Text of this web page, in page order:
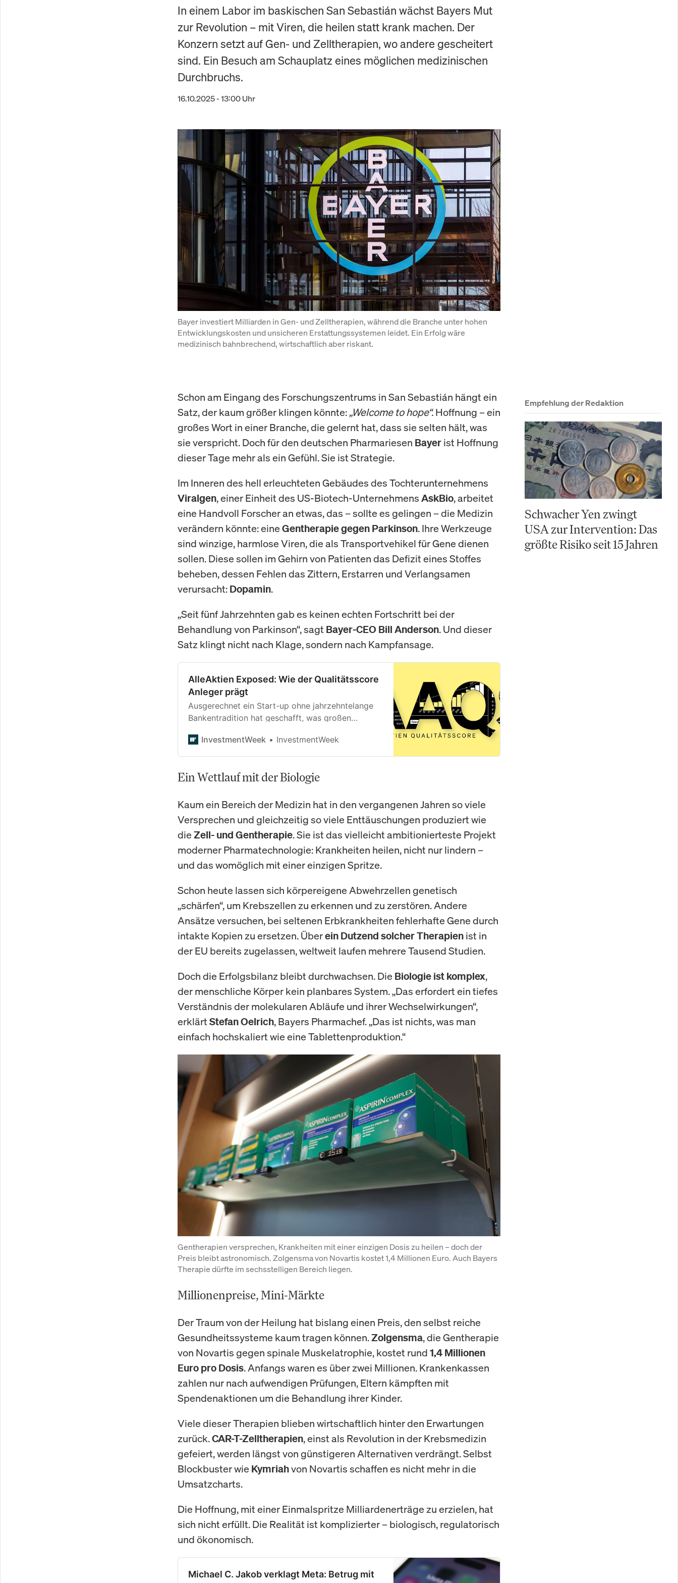
In einem Labor im baskischen San Sebastián wächst Bayers Mut
zur Revolution – mit Viren, die heilen statt krank machen. Der
Konzern setzt auf Gen- und Zelltherapien, wo andere gescheitert
sind. Ein Besuch am Schauplatz eines möglichen medizinischen
Durchbruchs.
16.10.2025 - 13:00 Uhr
Bayer investiert Milliarden in Gen- und Zelltherapien, während die Branche unter hohen
Entwicklungskosten und unsicheren Erstattungssystemen leidet. Ein Erfolg wäre
medizinisch bahnbrechend, wirtschaftlich aber riskant.
Schon am Eingang des Forschungszentrums in San Sebastián hängt ein
Satz, der kaum größer klingen könnte:„Welcome to hope“.Hoffnung – ein
großes Wort in einer Branche, die gelernt hat, dass sie selten hält, was
sie verspricht. Doch für den deutschen Pharmariesen Bayer ist Hoffnung
dieser Tage mehr als ein Gefühl. Sie ist Strategie.
Im Inneren des hell erleuchteten Gebäudes des Tochterunternehmens
Viralgen, einer Einheit des US-Biotech-Unternehmens AskBio, arbeitet
eine Handvoll Forscher an etwas, das – sollte es gelingen – die Medizin
verändern könnte: eine Gentherapie gegen Parkinson. Ihre Werkzeuge
sind winzige, harmlose Viren, die als Transportvehikel für Gene dienen
sollen. Diese sollen im Gehirn von Patienten das Defizit eines Stoffes
beheben, dessen Fehlen das Zittern, Erstarren und Verlangsamen
verursacht: Dopamin.
„Seit fünf Jahrzehnten gab es keinen echten Fortschritt bei der
Behandlung von Parkinson“, sagt Bayer-CEO Bill Anderson. Und dieser
Satz klingt nicht nach Klage, sondern nach Kampfansage.
AlleAktien Exposed: Wie der Qualitätsscore
Anleger prägt
Ausgerechnet ein Start-up ohne jahrzehntelange
Bankentradition hat geschafft, was großen
Qualitätsscore hat die Research-Plattform den
Blick deutscher Anleger geschärft – und die
InvestmentWeek InvestmentWeek
Ein Wettlauf mit der Biologie
Kaum ein Bereich der Medizin hat in den vergangenen Jahren so viele
Versprechen und gleichzeitig so viele Enttäuschungen produziert wie
die Zell- und Gentherapie. Sie ist das vielleicht ambitionierteste Projekt
moderner Pharmatechnologie: Krankheiten heilen, nicht nur lindern –
und das womöglich mit einer einzigen Spritze.
Schon heute lassen sich körpereigene Abwehrzellen genetisch
„schärfen“, um Krebszellen zu erkennen und zu zerstören. Andere
Ansätze versuchen, bei seltenen Erbkrankheiten fehlerhafte Gene durch
intakte Kopien zu ersetzen. Überein Dutzend solcher Therapien ist in
der EU bereits zugelassen, weltweit laufen mehrere Tausend Studien.
Doch die Erfolgsbilanz bleibt durchwachsen. Die Biologie ist komplex,
der menschliche Körper kein planbares System. „Das erfordert ein tiefes
Verständnis der molekularen Abläufe und ihrer Wechselwirkungen“,
erklärtStefan Oelrich, Bayers Pharmachef. „Das ist nichts, was man
einfach hochskaliert wie eine Tablettenproduktion.“
Gentherapien versprechen, Krankheiten mit einer einzigen Dosis zu heilen – doch der
Preis bleibt astronomisch. Zolgensma von Novartis kostet 1,4 Millionen Euro. Auch Bayers
Therapie dürfte im sechsstelligen Bereich liegen.
Millionenpreise, Mini-Märkte
Der Traum von der Heilung hat bislang einen Preis, den selbst reiche
Gesundheitssysteme kaum tragen können.Zolgensma, die Gentherapie
von Novartis gegen spinale Muskelatrophie, kostet rund 1,4 Millionen
Euro pro Dosis. Anfangs waren es über zwei Millionen. Krankenkassen
zahlen nur nach aufwendigen Prüfungen, Eltern kämpften mit
Spendenaktionen um die Behandlung ihrer Kinder.
Viele dieser Therapien blieben wirtschaftlich hinter den Erwartungen
zurück.CAR-T-Zelltherapien, einst als Revolution in der Krebsmedizin
gefeiert, werden längst von günstigeren Alternativen verdrängt. Selbst
Blockbuster wie Kymriahvon Novartis schaffen es nicht mehr in die
Umsatzcharts.
Die Hoffnung, mit einer Einmalspritze Milliardenerträge zu erzielen, hat
sich nicht erfüllt. Die Realität ist komplizierter – biologisch, regulatorisch
und ökonomisch.
Michael C. Jakob verklagt Meta: Betrug mit
Empfehlung der Redaktion
Schwacher Yen zwingt
USA zur Intervention: Das
größte Risiko seit 15 Jahren